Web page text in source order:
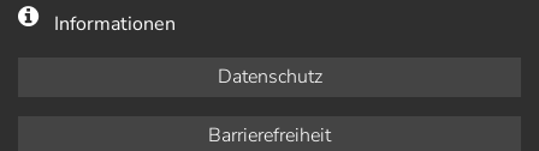
Informationen
Datenschutz
Barrierefreiheit